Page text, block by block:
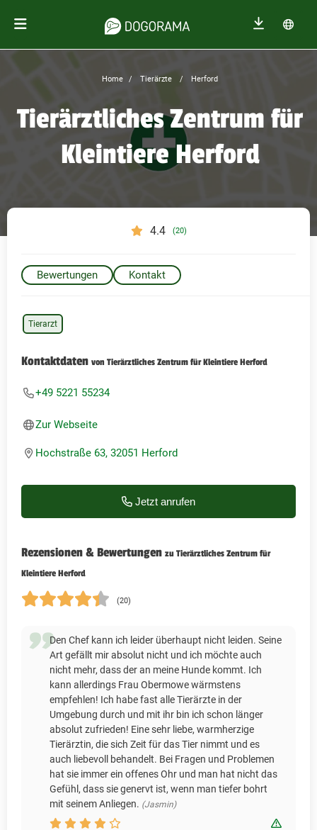
Home Tierärzte Herford
Tierärztliches Zentrum für
Kleintiere Herford
4.4 (20)
Bewertungen Kontakt
Tierarzt
Kontaktdaten von Tierärztliches Zentrum für Kleintiere Herford
+49 5221 55234
Zur Webseite
Hochstraße 63, 32051 Herford
Jetzt anrufen
Rezensionen & Bewertungen zu Tierärztliches Zentrum für
Kleintiere Herford
(20)
Den Chef kann ich leider überhaupt nicht leiden. Seine
Art gefällt mir absolut nicht und ich möchte auch
nicht mehr, dass der an meine Hunde kommt. Ich
kann allerdings Frau Obermowe wärmstens
empfehlen! Ich habe fast alle Tierärzte in der
Umgebung durch und mit ihr bin ich schon länger
absolut zufrieden! Eine sehr liebe, warmherzige
Tierärztin, die sich Zeit für das Tier nimmt und es
auch liebevoll behandelt. Bei Fragen und Problemen
hat sie immer ein offenes Ohr und man hat nicht das
Gefühl, dass sie genervt ist, wenn man tiefer bohrt
mit seinem Anliegen. (Jasmin)